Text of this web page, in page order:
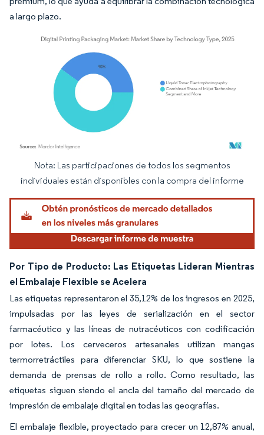
a largo plazo.
Imagen © Mordor Intelligence. El uso requiere atribución según CC BY 4.0.
Nota: Las participaciones de todos los segmentos
individuales están disponibles con la compra del informe
Por Tipo de Producto: Las Etiquetas Lideran Mientras
el Embalaje Flexible se Acelera
Las etiquetas representaron el 35,12% de los ingresos en 2025,
impulsadas por las leyes de serialización en el sector
farmacéutico y las líneas de nutracéuticos con codificación
por lotes. Los cerveceros artesanales utilizan mangas
termorretráctiles para diferenciar SKU, lo que sostiene la
demanda de prensas de rollo a rollo. Como resultado, las
etiquetas siguen siendo el ancla del tamaño del mercado de
impresión de embalaje digital en todas las geografías.
El embalaje flexible, proyectado para crecer un 12,87% anual,